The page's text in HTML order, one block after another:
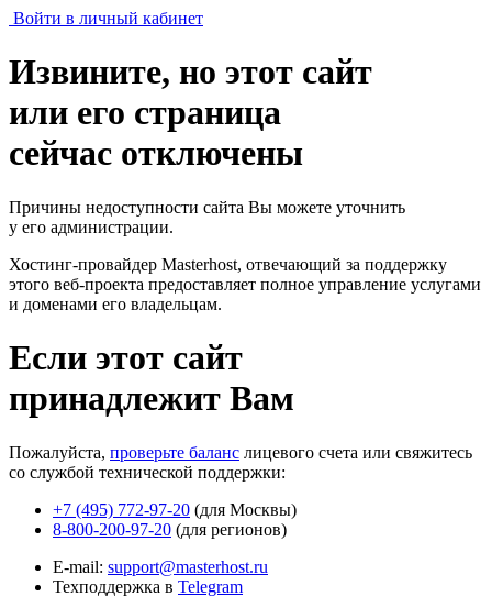
Войти в личный кабинет
Извините, но этот сайт
или его страница
сейчас отключены
Причины недоступности сайта Вы можете уточнить
у его администрации.
Хостинг-провайдер Masterhost, отвечающий за поддержку
этого веб-проекта предоставляет полное управление услугами
и доменами его владельцам.
Если этот сайт
принадлежит Вам
Пожалуйста, проверьте баланс лицевого счета или свяжитесь
со службой технической поддержки:
+7 (495) 772-97-20 (для Москвы)
8-800-200-97-20 (для регионов)
E-mail: support@masterhost.ru
Техподдержка в Telegram